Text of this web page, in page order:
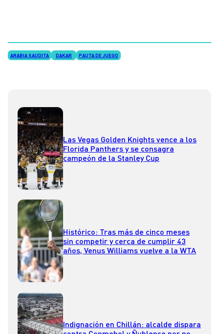
ARABIA SAUDITA DAKAR PAUTA DE JUEGO
Las Vegas Golden Knights vence a los
Florida Panthers y se consagra
campeón de la Stanley Cup
Histórico: Tras más de cinco meses
sin competir y cerca de cumplir 43
años, Venus Williams vuelve a la WTA
Indignación en Chillán: alcalde dispara